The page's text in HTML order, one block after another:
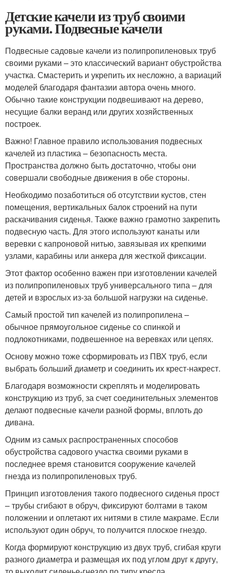
Детские качели из труб своими
руками. Подвесные качели
Подвесные садовые качели из полипропиленовых труб
своими руками – это классический вариант обустройства
участка. Смастерить и укрепить их несложно, а вариаций
моделей благодаря фантазии автора очень много.
Обычно такие конструкции подвешивают на дерево,
несущие балки веранд или других хозяйственных
построек.
Важно! Главное правило использования подвесных
качелей из пластика – безопасность места.
Пространства должно быть достаточно, чтобы они
совершали свободные движения в обе стороны.
Необходимо позаботиться об отсутствии кустов, стен
помещения, вертикальных балок строений на пути
раскачивания сиденья. Также важно грамотно закрепить
подвесную часть. Для этого используют канаты или
веревки с капроновой нитью, завязывая их крепкими
узлами, карабины или анкера для жесткой фиксации.
Этот фактор особенно важен при изготовлении качелей
из полипропиленовых труб универсального типа – для
детей и взрослых из-за большой нагрузки на сиденье.
Самый простой тип качелей из полипропилена –
обычное прямоугольное сиденье со спинкой и
подлокотниками, подвешенное на веревках или цепях.
Основу можно тоже сформировать из ПВХ труб, если
выбрать больший диаметр и соединить их крест-накрест.
Благодаря возможности скреплять и моделировать
конструкцию из труб, за счет соединительных элементов
делают подвесные качели разной формы, вплоть до
дивана.
Одним из самых распространенных способов
обустройства садового участка своими руками в
последнее время становится сооружение качелей
гнезда из полипропиленовых труб.
Принцип изготовления такого подвесного сиденья прост
– трубы сгибают в обруч, фиксируют болтами в таком
положении и оплетают их нитями в стиле макраме. Если
используют один обруч, то получится плоское гнездо.
Когда формируют конструкцию из двух труб, сгибая круги
разного диаметра и размещая их под углом друг к другу,